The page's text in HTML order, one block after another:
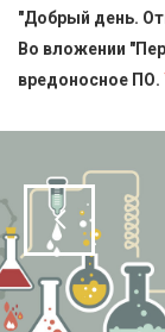
ПРОДУКЦИЯ
Кислоты
Пищевая
Стандарт-
СТАТЬИ
СЕРТИФИКАТЫ
КОНТАКТЫ
"Добрый день.
Во вложении
вредоносное ПО.